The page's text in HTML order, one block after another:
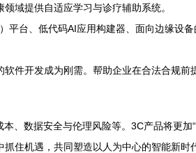
域提供自适应学习与诊疗辅助系统。
平台、低代码AI应用构建器、面向边缘设
件开发成为刚需。帮助企业在合法合规前
数据安全与伦理风险等。3C产品将更加
住机遇，共同塑造以人为中心的智能新时